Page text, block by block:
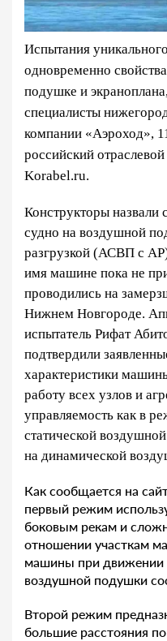
Испытания
одновременно
подушке и
специалисты
компании «Аэроход»,
российский
Korabel.ru.
Конструкторы
судно на воздушной
разгрузкой (АСВП с
имя машине пока не
проводились на
Нижнем Новгороде.
испытатель Рифат
подтвердили
характеристики
работу всех узлов и
управляемость как в
статической
на динамической
Как сообщается на
первый режим
боковым рекам и
отношении участкам
машины при движении
воздушной подушки
Второй режим
большие расстояния